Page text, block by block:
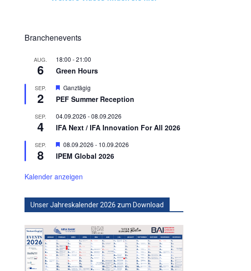
Branchenevents
AUG.
6
18:00 -21:00
Green Hours
SEP.
2
Hervorgehoben
Ganztägig
PEF Summer Reception
SEP.
4
04.09.2026 -08.09.2026
IFA Next / IFA Innovation For All 2026
SEP.
8
Hervorgehoben
08.09.2026 - 10.09.2026
IPEM Global 2026
Kalender anzeigen
Unser Jahreskalender 2026 zum Download